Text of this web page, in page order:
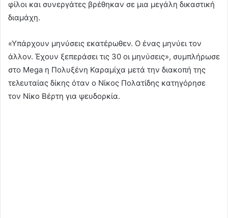
φίλοι και συνεργάτες βρέθηκαν σε μια μεγάλη δικαστική
διαμάχη.
«Υπάρχουν μηνύσεις εκατέρωθεν. Ο ένας μηνύει τον
άλλον. Έχουν ξεπεράσει τις 30 οι μηνύσεις», συμπλήρωσε
στο Mega η Πολυξένη Καραμίχα μετά την διακοπή της
τελευταίας δίκης όταν ο Νίκος Πολατίδης κατηγόρησε
τον Νίκο Βέρτη για ψευδορκία.